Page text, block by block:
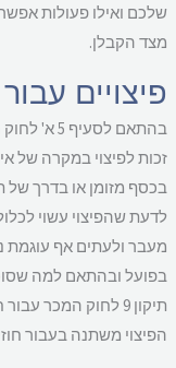
ואילו פעולות אפשר
הקבלן.
עבור
בהתאם לסעיף
לפיצוי במקרה של
מזומן או בדרך של
שהפיצוי עשוי לכלול
ולעתים אף עוגמת
ובהתאם למה
משתנה בעבור